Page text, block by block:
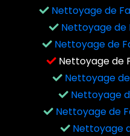
Nettoyage de
Nettoyage de
Nettoyage de
Nettoyage de
Nettoyage
Nettoyage
Nettoyage de
Nettoyage